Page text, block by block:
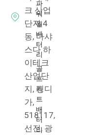
파
워
월
배
터
리
골
프
카
트
배
터
리
크 산업
단지 4
동, 마샤
스다 하
이테크
산업단
지, 핑디
가,
518117,
선전, 광